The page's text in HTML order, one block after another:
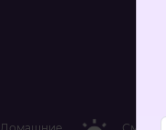
Домашние